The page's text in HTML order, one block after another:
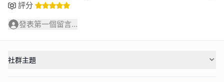
評分
發表第一個留言...
社群主題